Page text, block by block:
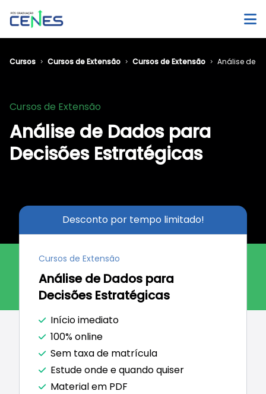
Cursos Cursos de Extensão Cursos de Extensão Análise de
Cursos de Extensão
Análise de Dados para
Decisões Estratégicas
Desconto por tempo limitado!
Cursos de Extensão
Análise de Dados para
Decisões Estratégicas
Início imediato
100% online
Sem taxa de matrícula
Estude onde e quando quiser
Material em PDF